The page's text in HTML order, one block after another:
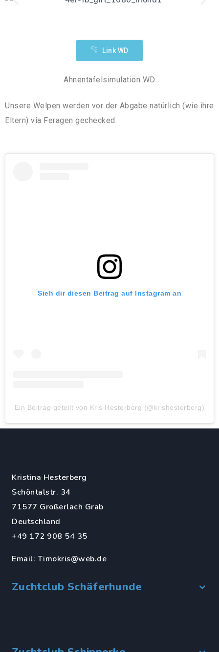
Link WD
Ahnentafelsimulation WD
Unsere Welpen werden vor der Abgabe natürlich (wie ihre
Eltern) via Feragen gechecked.
Sieh dir diesen Beitrag auf Instagram an
Ein Beitrag geteilt von Kris Hesterberg (@krishesterberg)
Kristina Hesterberg
Schöntalstr. 34
71577 Großerlach Grab
Deutschland
+49 172 908 54 35
Email: Timokris@web.de
Zuchtclub Schäferhunde